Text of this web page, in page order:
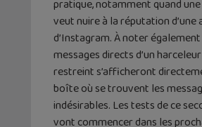
pratique, notamment quand
veut nuire à la réputation
d’Instagram. À noter
messages directs d’un
restreint s’afficheront
boîte où se trouvent les
indésirables. Les tests de ce
vont commencer dans les